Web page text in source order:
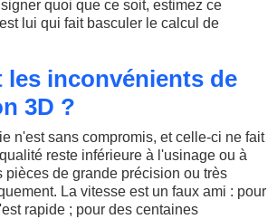
quoi que ce soit, estimez ce
lui qui fait basculer le calcul de
les inconvénients de
3D ?
n'est sans compromis, et celle-ci ne fait
reste inférieure à l'usinage ou à
pièces de grande précision ou très
La vitesse est un faux ami : pour
rapide ; pour des centaines